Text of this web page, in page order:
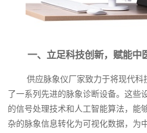
一、立足科技创新，赋能中
供应脉象仪厂家致力于将现代
了一系列先进的脉象诊断设备。这些
的信号处理技术和人工智能算法，能
杂的脉象信息转化为可视化数据，为